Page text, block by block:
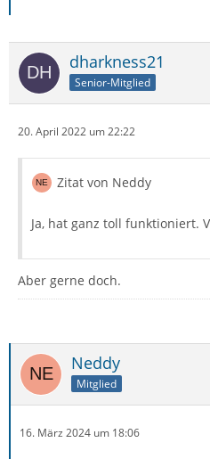
dharkness21
Senior-Mitglied
20. April 2022 um 22:22
Zitat von Neddy
Ja, hat ganz toll funktioniert.
Aber gerne doch.
Neddy
Mitglied
16. März 2024 um 18:06